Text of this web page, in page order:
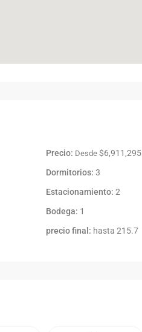
Precio: Desde $6,911,295
Dormitorios: 3
Estacionamiento: 2
Bodega: 1
precio final: hasta 215.7